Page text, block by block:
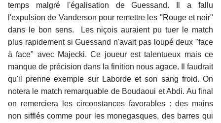
temps malgré l'égalisation de Guessand. Il a fallu
l'expulsion de Vanderson pour remettre les "Rouge et noir"
dans le bon sens. Les niçois auraient pu tuer le match
plus rapidement si Guessand n'avait pas loupé deux "face
à face" avec Majecki. Ce joueur est talentueux mais ce
manque de précision dans la finition nous agace. Il faudrait
qu'il prenne exemple sur Laborde et son sang froid. On
notera le match remarquable de Boudaoui et Abdi. Au final
on remerciera les circonstances favorables : des mains
non sifflés comme pour les monegasques, des barres qui